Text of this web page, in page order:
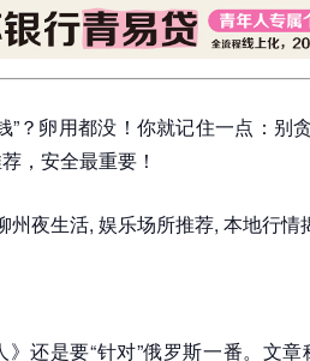
”？卵用都没！你就记住一点：别
，安全最重要！
州夜生活, 娱乐场所推荐, 本地行情
还是要“针对”俄罗斯一番。文